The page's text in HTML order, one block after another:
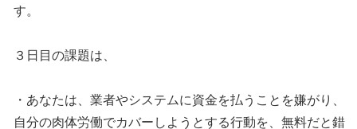
す。
３日目の課題は、
・あなたは、業者やシステムに資金を払うことを嫌がり、
自分の肉体労働でカバーしようとする行動を、無料だと錯